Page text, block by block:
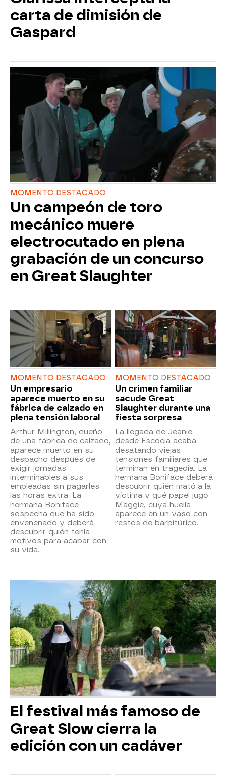
carta de dimisión de
Gaspard
MOMENTO DESTACADO
Un campeón de toro
mecánico muere
electrocutado en plena
grabación de un concurso
en Great Slaughter
MOMENTO DESTACADO
Un empresario
aparece muerto en su
fábrica de calzado en
plena tensión laboral
Arthur Millington, dueño
de una fábrica de calzado,
aparece muerto en su
despacho después de
exigir jornadas
interminables a sus
empleadas sin pagarles
las horas extra. La
hermana Boniface
sospecha que ha sido
envenenado y deberá
descubrir quién tenía
motivos para acabar con
su vida.
MOMENTO DESTACADO
Un crimen familiar
sacude Great
Slaughter durante una
fiesta sorpresa
La llegada de Jeanie
desde Escocia acaba
desatando viejas
tensiones familiares que
terminan en tragedia. La
hermana Boniface deberá
descubrir quién mató a la
víctima y qué papel jugó
Maggie, cuya huella
aparece en un vaso con
restos de barbitúrico.
El festival más famoso de
Great Slow cierra la
edición con un cadáver